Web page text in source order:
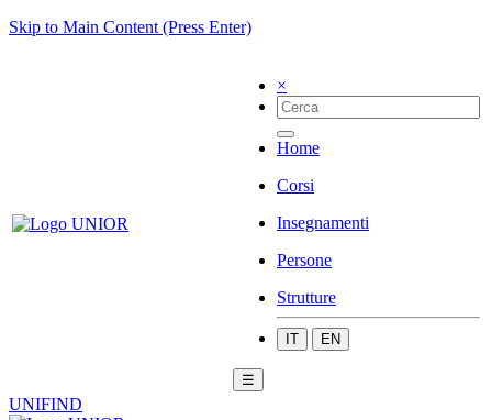
Skip to Main Content (Press Enter)
×
Home
Corsi
Insegnamenti
Persone
Strutture
IT EN
☰
UNIFIND